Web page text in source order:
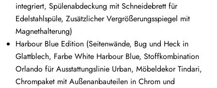
integriert, Spülenabdeckung mit Schneidebrett für
Edelstahlspüle, Zusätzlicher Vergrößerungsspiegel mit
Magnethalterung)
Harbour Blue Edition (Seitenwände, Bug und Heck in
Glattblech, Farbe White Harbour Blue, Stoffkombination
Orlando für Ausstattungslinie Urban, Möbeldekor Tindari,
Chrompaket mit Außenanbauteilen in Chrom und